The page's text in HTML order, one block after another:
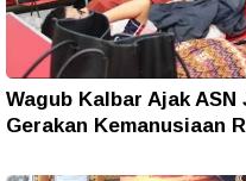
Wagub Kalbar Ajak
Gerakan Kemanusiaan